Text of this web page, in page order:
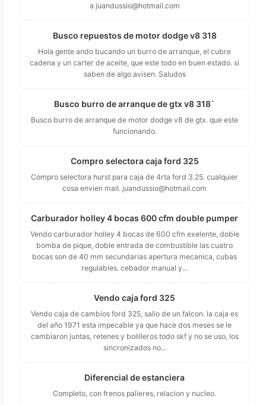
a juandussio@hotmail.com
Busco repuestos de motor dodge v8 318
Hola gente ando bucando un burro de arranque, el cubre
cadena y un carter de aceite, que este todo en buen estado. si
saben de algo avisen. Saludos
Busco burro de arranque de gtx v8 318`
Busco burro de arranque de motor dodge v8 de gtx. que este
funcionando.
Compro selectora caja ford 325
Compro selectora hurst para caja de 4rta ford 3.25. cualquier
cosa envien mail. juandussio@hotmail.com
Carburador holley 4 bocas 600 cfm double pumper
Vendo carburador holley 4 bocas de 600 cfm exelente, doble
bomba de pique, doble entrada de combustible las cuatro
bocas son de 40 mm secundarias apertura mecanica, cubas
regulables. cebador manual y...
Vendo caja ford 325
Vendo caja de cambios ford 325, salio de un falcon. la caja es
del año 1971 esta impecable ya que hace dos meses se le
cambiaron juntas, retenes y bolilleros todo skf y no se uso, los
sincronizados no...
Diferencial de estanciera
Completo, con frenos palieres, relacion y nucleo.